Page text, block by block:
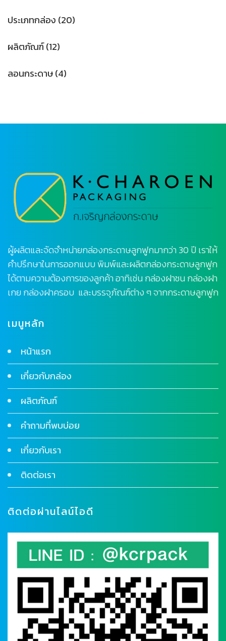
ประเภทกล่อง (20)
ผลิตภัณฑ์(12)
ลอนกระดาษ(4)
ผู้ผลิตและจัดจำหน่ายกล่องกระดาษลูกฟูกมากว่า 30 ปี เราให้
คำปรึกษาในการออกแบบ พิมพ์และผลิตกล่องกระดาษลูกฟูก
ได้ตามความต้องการของลูกค้า อาทิเช่น กล่องฝาชน กล่องฝา
เกย กล่องฝาครอบ และบรรจุภัณฑ์ต่าง ๆ จากกระดาษลูกฟูก
เมนูหลัก
หน้าแรก
เกี่ยวกับกล่อง
ผลิตภัณฑ์
คำถามที่พบบ่อย
เกี่ยวกับเรา
ติดต่อเรา
ติดต่อผ่านไลน์ไอดี